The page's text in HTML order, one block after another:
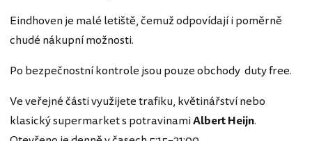
Eindhoven je malé letiště, čemuž odpovídají i poměrně
chudé nákupní možnosti.
Po bezpečnostní kontrole jsou pouze obchody duty free.
Ve veřejné části využijete trafiku, květinářství nebo
klasický supermarket s potravinamiAlbertHeijn.